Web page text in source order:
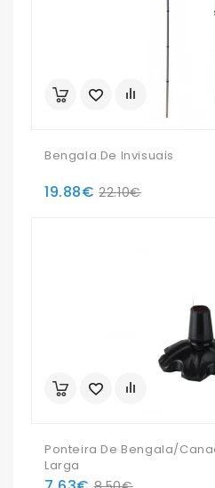
Bengala De Invisuais
19.88€ 22.10€
Ponteira De Bengala/
Larga